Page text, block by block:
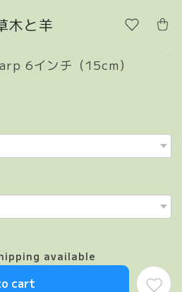
木と羊
6インチ（15cm）
available
cart